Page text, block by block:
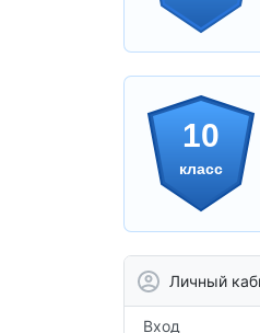
10
класс
Личный
Вход